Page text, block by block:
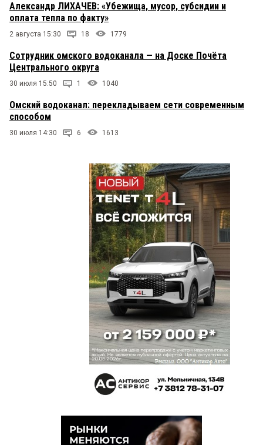
Александр ЛИХАЧЕВ: «Убежища, мусор, субсидии и
оплата тепла по факту»
2 августа 15:30 18 1779
Сотрудник омского водоканала — на Доске Почёта
Центрального округа
30 июля 15:50 1 1040
Омский водоканал: перекладываем сети современным
способом
30 июля 14:30 6 1613